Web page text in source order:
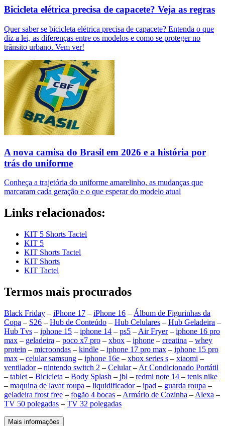
Bicicleta elétrica precisa de capacete? Veja as regras
Quer saber se bicicleta elétrica precisa de capacete? Entenda o que
diz a lei, as diferenças entre os modelos e como se proteger no
trânsito urbano. Vem ver!
A nova camisa do Brasil em 2026 e a história por
trás do uniforme
Conheça a trajetória do uniforme amarelinho, as mudanças que
marcaram cada geração e o que esperar do modelo atual
Links relacionados:
KIT 5 Shorts Tactel
KIT 5
KIT Shorts Tactel
KIT Shorts
KIT Tactel
Termos mais procurados
Black Friday – iPhone 17 – iPhone 16 – Álbum de Figurinhas da
Copa – S26 – Hub de Conteúdo – Hub Celulares – Hub Geladeira –
Hub Tvs – iphone 15 – iphone 14 – ps5 – Air Fryer– iphone 16 pro
max – geladeira – poco x7 pro – xbox – iphone – creatina – whey
protein – microondas – kindle – iphone 17 pro max – iphone 15 pro
max – celular samsung – iphone 16e – xbox series s – xiaomi –
ventilador– nintendo switch 2 – Celular– Ar Condicionado Portátil
– tablet – Bicicleta – Body Splash – jbl – redmi note 14 – tenis nike
– maquina de lavar roupa – liquidificador– ipad – guarda roupa –
geladeira frost free – fogão 4 bocas – Armário de Cozinha – Alexa –
TV 50 polegadas – TV 32 polegadas
Mais informações